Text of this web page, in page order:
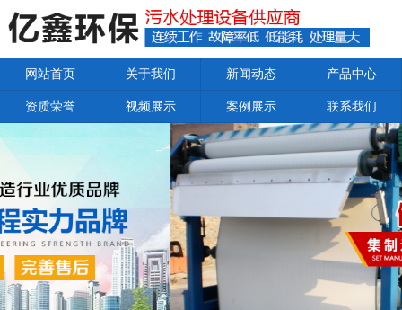
网站首页 关于我们 新闻动态 产品中心
资质荣誉 视频展示 案例展示 联系我们